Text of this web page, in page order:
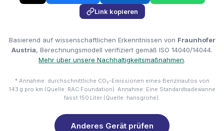
Link kopieren
Basierend auf wissenschaftlichen Erkenntnissen von Fraunhofer
Austria, Berechnungsmodell verifiziert gemäß ISO 14040/14044.
Mehr über unsere Nachhaltigkeitsmaßnahmen.
* Annahme: durchschnittliche CO₂-Emissionen eines Benzinautos von
143 g pro km (Quelle: RAC Foundation). Annahme: Eine Standardbadewanne
fasst 150 Liter (Quelle: hansgrohe).
Anderes Gerät prüfen